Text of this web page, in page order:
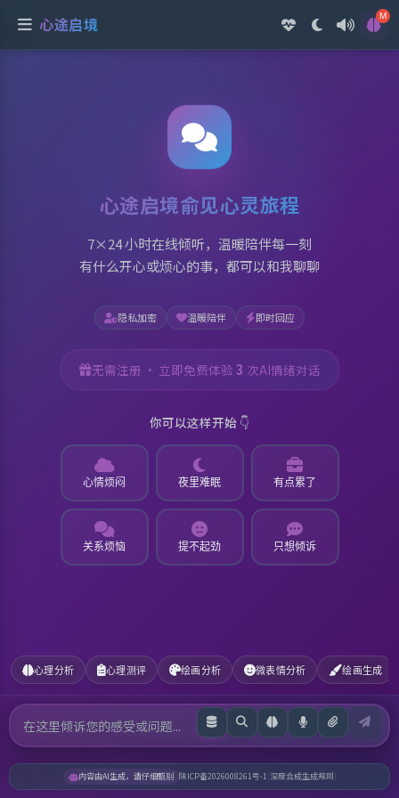
心途启境 - 专业的 AI 心理咨询
心途启境 M
心途启境俞见心灵旅程
7×24 小时在线倾听，温暖陪伴每一刻
有什么开心或烦心的事，都可以和我聊聊
隐私加密 温暖陪伴 即时回应
无需注册 · 立即免费体验 3 次AI情绪对话
你可以这样开始 👇
心情烦闷 夜里难眠 有点累了
关系烦恼 提不起劲 只想倾诉
心理分析 心理测评 绘画分析 微表情分析 绘画生成
内容由AI生成，请仔细甄别 陕ICP备2026008261号-1 深度合成生成规则